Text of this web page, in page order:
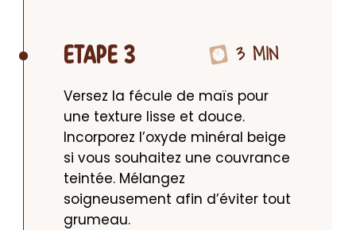
ETAPE 3 3 MIN
Versez la fécule de maïs pour
une texture lisse et douce.
Incorporez l’oxyde minéral beige
si vous souhaitez une couvrance
teintée. Mélangez
soigneusement afin d’éviter tout
grumeau.